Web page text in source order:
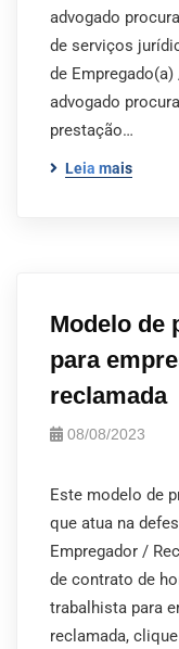
advogado
de serviços
de
advogado
prestação…
Leia mais
Modelo de
para
reclamada
08/08/2023
Este modelo de
que atua na
Empregador /
de contrato de
trabalhista para
reclamada,